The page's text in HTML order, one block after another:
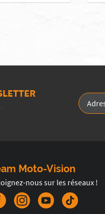
Moto-Vision
nous sur les réseaux !